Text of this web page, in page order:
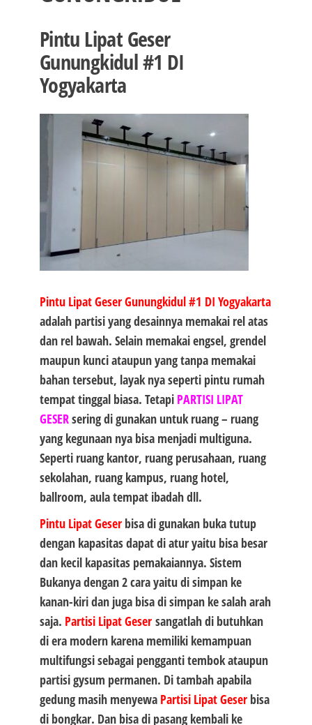
Pintu Lipat Geser
Gunungkidul #1 DI
Yogyakarta
Pintu Lipat Geser Gunungkidul #1 DI Yogyakarta
adalah partisi yang desainnya memakai rel atas
dan rel bawah. Selain memakai engsel, grendel
maupun kunci ataupun yang tanpa memakai
bahan tersebut, layak nya seperti pintu rumah
tempat tinggal biasa. Tetapi PARTISI LIPAT
GESERsering di gunakan untuk ruang – ruang
yang kegunaan nya bisa menjadi multiguna.
Seperti ruang kantor, ruang perusahaan, ruang
sekolahan, ruang kampus, ruang hotel,
ballroom, aula tempat ibadah dll.
Pintu Lipat Geserbisa di gunakan buka tutup
dengan kapasitas dapat di atur yaitu bisa besar
dan kecil kapasitas pemakaiannya. Sistem
Bukanya dengan 2 cara yaitu di simpan ke
kanan-kiri dan juga bisa di simpan ke salah arah
saja. Partisi Lipat Gesersangatlah di butuhkan
di era modern karena memiliki kemampuan
multifungsi sebagai pengganti tembok ataupun
partisi gysum permanen. Di tambah apabila
gedung masih menyewa Partisi Lipat Geserbisa
di bongkar. Dan bisa di pasang kembali ke